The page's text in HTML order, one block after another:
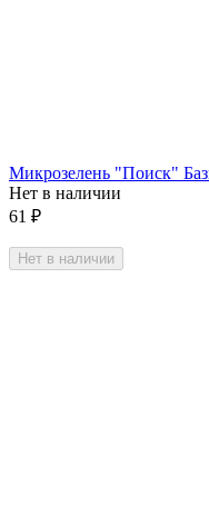
Микрозелень "Поиск"
Нет в наличии
61 ₽
Нет в наличии